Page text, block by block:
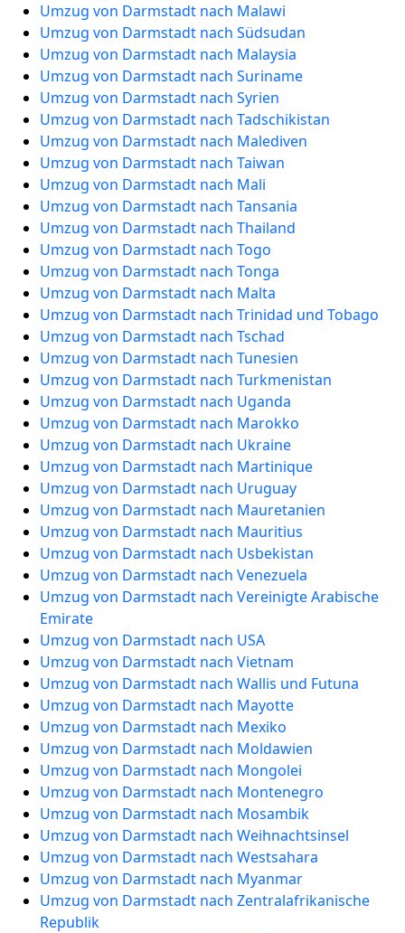
Umzug von Darmstadt nach Malawi
Umzug von Darmstadt nach Südsudan
Umzug von Darmstadt nach Malaysia
Umzug von Darmstadt nach Suriname
Umzug von Darmstadt nach Syrien
Umzug von Darmstadt nach Tadschikistan
Umzug von Darmstadt nach Malediven
Umzug von Darmstadt nach Taiwan
Umzug von Darmstadt nach Mali
Umzug von Darmstadt nach Tansania
Umzug von Darmstadt nach Thailand
Umzug von Darmstadt nach Togo
Umzug von Darmstadt nach Tonga
Umzug von Darmstadt nach Malta
Umzug von Darmstadt nach Trinidad und Tobago
Umzug von Darmstadt nach Tschad
Umzug von Darmstadt nach Tunesien
Umzug von Darmstadt nach Turkmenistan
Umzug von Darmstadt nach Uganda
Umzug von Darmstadt nach Marokko
Umzug von Darmstadt nach Ukraine
Umzug von Darmstadt nach Martinique
Umzug von Darmstadt nach Uruguay
Umzug von Darmstadt nach Mauretanien
Umzug von Darmstadt nach Mauritius
Umzug von Darmstadt nach Usbekistan
Umzug von Darmstadt nach Venezuela
Umzug von Darmstadt nach Vereinigte Arabische
Emirate
Umzug von Darmstadt nach USA
Umzug von Darmstadt nach Vietnam
Umzug von Darmstadt nach Wallis und Futuna
Umzug von Darmstadt nach Mayotte
Umzug von Darmstadt nach Mexiko
Umzug von Darmstadt nach Moldawien
Umzug von Darmstadt nach Mongolei
Umzug von Darmstadt nach Montenegro
Umzug von Darmstadt nach Mosambik
Umzug von Darmstadt nach Weihnachtsinsel
Umzug von Darmstadt nach Westsahara
Umzug von Darmstadt nach Myanmar
Umzug von Darmstadt nach Zentralafrikanische
Republik